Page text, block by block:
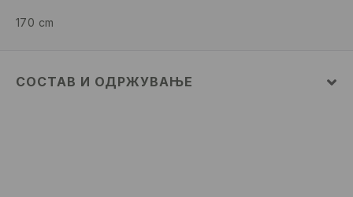
170 cm
СОСТАВ И ОДРЖУВАЊЕ